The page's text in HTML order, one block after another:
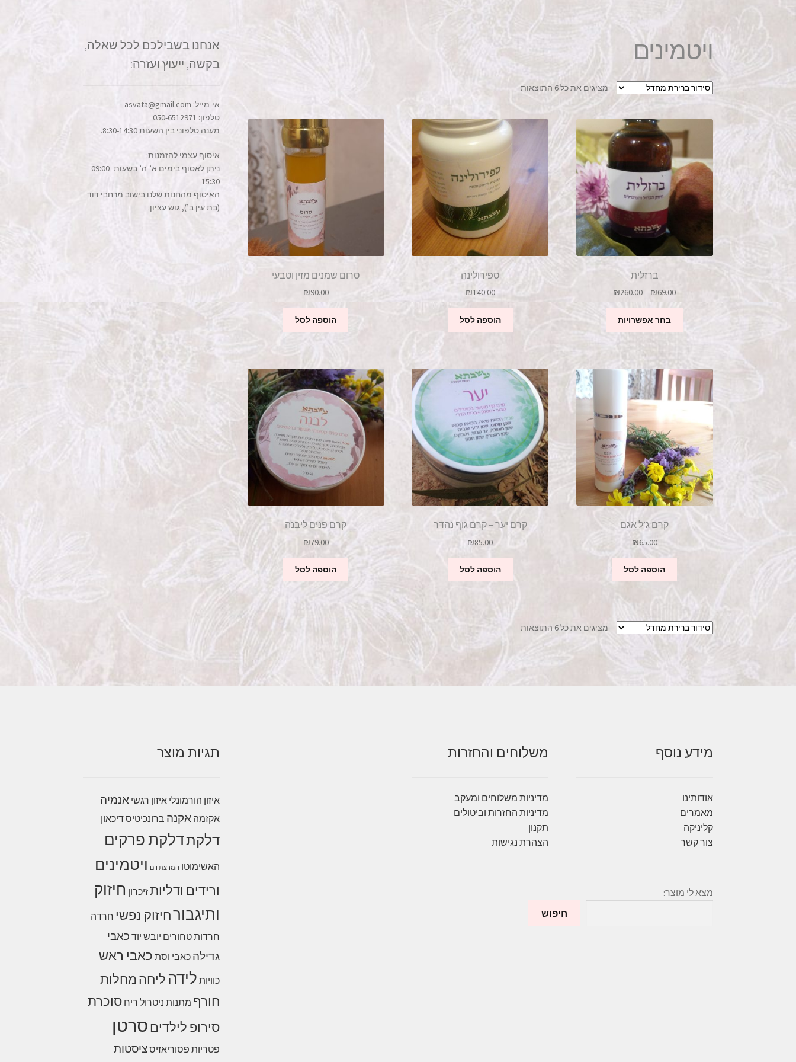
ויטמינים
מציגים את כל ⁦6⁩ התוצאות
ברזלית
₪69.00
–
₪260.00
טווח
עד
בחר אפשרויות
סוגים.
לבחור
האפשרויות
בעמוד
המוצר
ספירולינה
₪140.00
הוספה לסל
סרום שמנים מזין וטבעי
₪90.00
הוספה לסל
קרם ג’ל אגם
₪65.00
הוספה לסל
קרם יער – קרם גוף נהדר
₪85.00
הוספה לסל
קרם פנים ליבנה
₪79.00
הוספה לסל
מציגים את כל ⁦6⁩ התוצאות
אנחנו בשבילכם לכל שאלה,
בקשה, ייעוץ ועזרה:
אי-מייל: asvata@gmail.com
טלפון: 050-6512971
מענה טלפוני בין השעות 8:30-14:30.
איסוף עצמי להזמנות:
ניתן לאסוף בימים א’-ה’ בשעות 09:00-
15:30
האיסוף מהחנות שלנו בישוב מרחבי דוד
(בת עין ב’), גוש עציון.
מידע נוסף
אודותינו
מאמרים
קליניקה
צור קשר
מצא לי מוצר:
חיפוש
משלוחים והחזרות
מדיניות משלוחים ומעקב
מדיניות החזרות וביטולים
תקנון
הצהרת נגישות
תגיות מוצר
איזון הורמונלי איזון רגשי אנמיה
אקזמה אקנה ברונכיטיסדיכאון
דלקתדלקת פרקים
האשימוטו המרצת דם ויטמינים
ורידים ודליותזיכרון חיזוק
ותיגבורחיזוק נפשי חרדה
חרדותטחורים יובש יוד כאבי
גדילה כאבי וסת כאבי ראש
כוויות לידה ליחהמחלות
חורף מתנות ניטרול ריח סוכרת
סירופ לילדיםסרטן
פטריות פסוריאזיסציסטות